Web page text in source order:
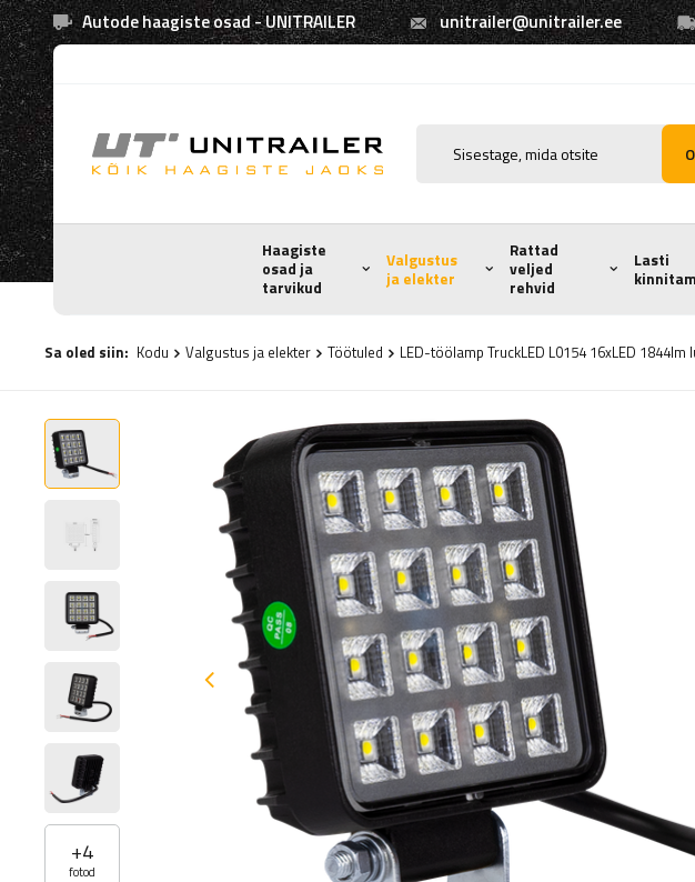
Autode haagiste osad - UNITRAILER unitrailer@unitrailer.ee
Haagiste
osad ja
tarvikud
Valgustus
ja elekter
Rattad
veljed
rehvid
Lasti
Sa oled siin: Kodu Valgustus ja elekter Töötuled LED-töölamp TruckLED L0154 16xLED 1844lm
+4
fotod